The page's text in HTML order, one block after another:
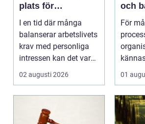
plats för
välmående och
gemenskap
I en tid där många
balanserar arbetslivets
krav med personliga
intressen kan det vara
en ...
02 augusti 2026
och
För
01